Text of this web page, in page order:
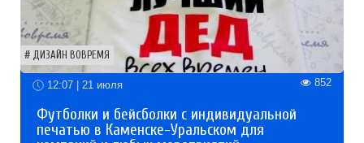
ДИЗАЙН ВОВРЕМЯ
12:07 | 21 июля 852
Футболки и бейсболки с индивидуальной
печатью в Каменске-Уральском для